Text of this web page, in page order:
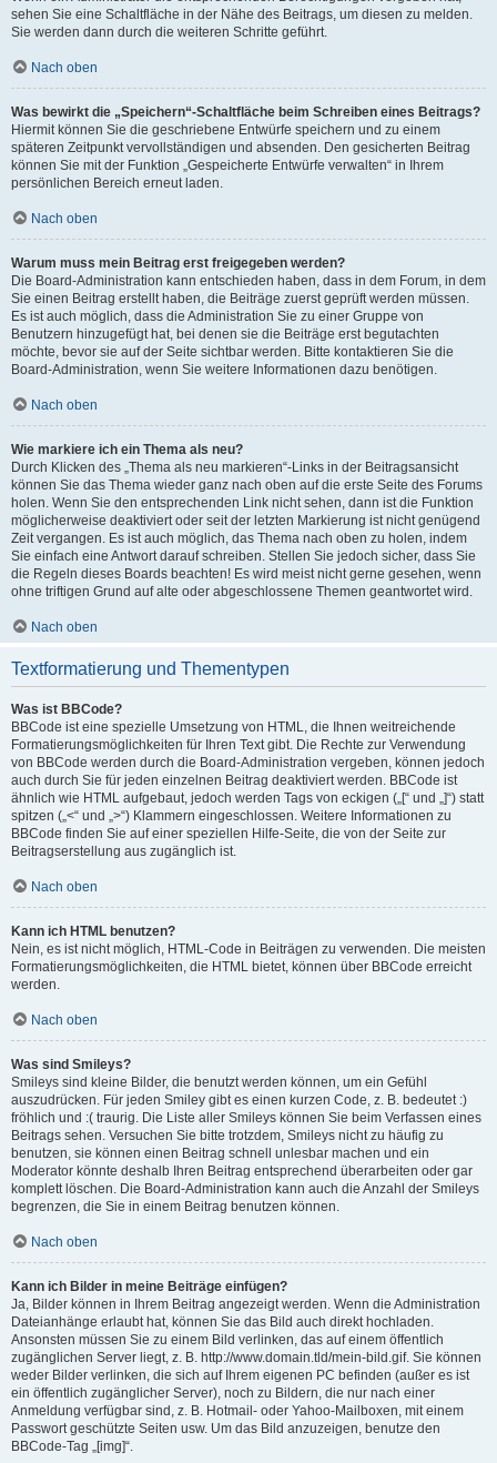
sehen Sie eine Schaltfläche in der Nähe des Beitrags, um diesen zu melden.
Sie werden dann durch die weiteren Schritte geführt.
Nach oben
Was bewirkt die „Speichern“-Schaltfläche beim Schreiben eines Beitrags?
Hiermit können Sie die geschriebene Entwürfe speichern und zu einem
späteren Zeitpunkt vervollständigen und absenden. Den gesicherten Beitrag
können Sie mit der Funktion „Gespeicherte Entwürfe verwalten“ in Ihrem
persönlichen Bereich erneut laden.
Nach oben
Warum muss mein Beitrag erst freigegeben werden?
Die Board-Administration kann entschieden haben, dass in dem Forum, in dem
Sie einen Beitrag erstellt haben, die Beiträge zuerst geprüft werden müssen.
Es ist auch möglich, dass die Administration Sie zu einer Gruppe von
Benutzern hinzugefügt hat, bei denen sie die Beiträge erst begutachten
möchte, bevor sie auf der Seite sichtbar werden. Bitte kontaktieren Sie die
Board-Administration, wenn Sie weitere Informationen dazu benötigen.
Nach oben
Wie markiere ich ein Thema als neu?
Durch Klicken des „Thema als neu markieren“-Links in der Beitragsansicht
können Sie das Thema wieder ganz nach oben auf die erste Seite des Forums
holen. Wenn Sie den entsprechenden Link nicht sehen, dann ist die Funktion
möglicherweise deaktiviert oder seit der letzten Markierung ist nicht genügend
Zeit vergangen. Es ist auch möglich, das Thema nach oben zu holen, indem
Sie einfach eine Antwort darauf schreiben. Stellen Sie jedoch sicher, dass Sie
die Regeln dieses Boards beachten! Es wird meist nicht gerne gesehen, wenn
ohne triftigen Grund auf alte oder abgeschlossene Themen geantwortet wird.
Nach oben
Textformatierung und Thementypen
Was ist BBCode?
BBCode ist eine spezielle Umsetzung von HTML, die Ihnen weitreichende
Formatierungsmöglichkeiten für Ihren Text gibt. Die Rechte zur Verwendung
von BBCode werden durch die Board-Administration vergeben, können jedoch
auch durch Sie für jeden einzelnen Beitrag deaktiviert werden. BBCode ist
ähnlich wie HTML aufgebaut, jedoch werden Tags von eckigen („[“ und „]“) statt
spitzen („<“ und „>“) Klammern eingeschlossen. Weitere Informationen zu
BBCode finden Sie auf einer speziellen Hilfe-Seite, die von der Seite zur
Beitragserstellung aus zugänglich ist.
Nach oben
Kann ich HTML benutzen?
Nein, es ist nicht möglich, HTML-Code in Beiträgen zu verwenden. Die meisten
Formatierungsmöglichkeiten, die HTML bietet, können über BBCode erreicht
werden.
Nach oben
Was sind Smileys?
Smileys sind kleine Bilder, die benutzt werden können, um ein Gefühl
auszudrücken. Für jeden Smiley gibt es einen kurzen Code, z. B. bedeutet :)
fröhlich und :( traurig. Die Liste aller Smileys können Sie beim Verfassen eines
Beitrags sehen. Versuchen Sie bitte trotzdem, Smileys nicht zu häufig zu
benutzen, sie können einen Beitrag schnell unlesbar machen und ein
Moderator könnte deshalb Ihren Beitrag entsprechend überarbeiten oder gar
komplett löschen. Die Board-Administration kann auch die Anzahl der Smileys
begrenzen, die Sie in einem Beitrag benutzen können.
Nach oben
Kann ich Bilder in meine Beiträge einfügen?
Ja, Bilder können in Ihrem Beitrag angezeigt werden. Wenn die Administration
Dateianhänge erlaubt hat, können Sie das Bild auch direkt hochladen.
Ansonsten müssen Sie zu einem Bild verlinken, das auf einem öffentlich
zugänglichen Server liegt, z. B. http://www.domain.tld/mein-bild.gif. Sie können
weder Bilder verlinken, die sich auf Ihrem eigenen PC befinden (außer es ist
ein öffentlich zugänglicher Server), noch zu Bildern, die nur nach einer
Anmeldung verfügbar sind, z. B. Hotmail- oder Yahoo-Mailboxen, mit einem
Passwort geschützte Seiten usw. Um das Bild anzuzeigen, benutze den
BBCode-Tag „[img]“.